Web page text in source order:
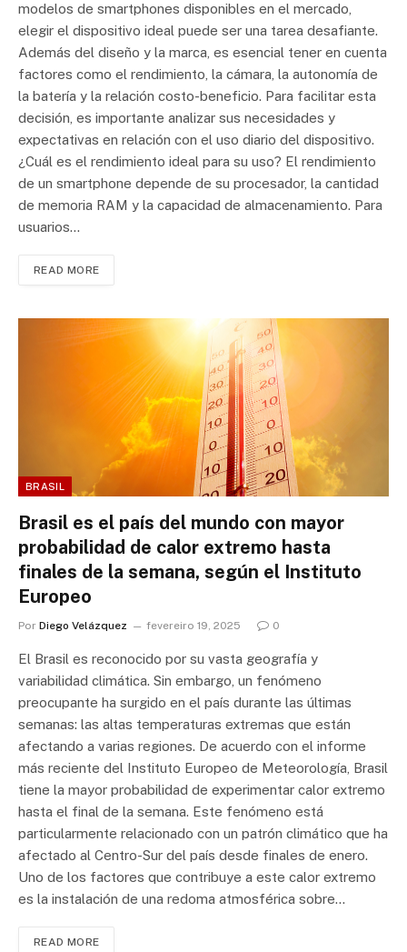
modelos de smartphones disponibles en el mercado,
elegir el dispositivo ideal puede ser una tarea desafiante.
Además del diseño y la marca, es esencial tener en cuenta
factores como el rendimiento, la cámara, la autonomía de
la batería y la relación costo-beneficio. Para facilitar esta
decisión, es importante analizar sus necesidades y
expectativas en relación con el uso diario del dispositivo.
¿Cuál es el rendimiento ideal para su uso? El rendimiento
de un smartphone depende de su procesador, la cantidad
de memoria RAM y la capacidad de almacenamiento. Para
usuarios…
READ MORE
BRASIL
Brasil es el país del mundo con mayor
probabilidad de calor extremo hasta
finales de la semana, según el Instituto
Europeo
Por Diego Velázquez fevereiro 19, 2025 0
El Brasil es reconocido por su vasta geografía y
variabilidad climática. Sin embargo, un fenómeno
preocupante ha surgido en el país durante las últimas
semanas: las altas temperaturas extremas que están
afectando a varias regiones. De acuerdo con el informe
más reciente del Instituto Europeo de Meteorología, Brasil
tiene la mayor probabilidad de experimentar calor extremo
hasta el final de la semana. Este fenómeno está
particularmente relacionado con un patrón climático que ha
afectado al Centro-Sur del país desde finales de enero.
Uno de los factores que contribuye a este calor extremo
es la instalación de una redoma atmosférica sobre…
READ MORE